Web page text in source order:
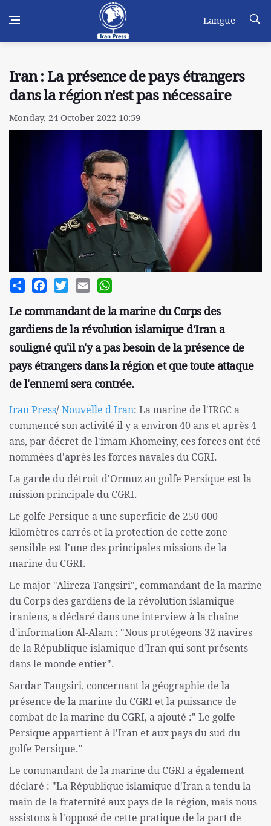
Langue
Iran : La présence de pays étrangers
dans la région n'est pas nécessaire
Monday, 24 October 2022 10:59
Share FacebookTwitterEmail
Le commandant de la marine du Corps des
gardiens de la révolution islamique d'Iran a
souligné qu'il n'y a pas besoin de la présence de
pays étrangers dans la région et que toute attaque
de l'ennemi sera contrée.
Iran Press/Nouvelle d Iran: La marine de l'IRGC a
commencé son activité il y a environ 40 ans et après 4
ans, par décret de l'imam Khomeiny, ces forces ont été
nommées d'après les forces navales du CGRI.
La garde du détroit d'Ormuz au golfe Persique est la
mission principale du CGRI.
Le golfe Persique a une superficie de 250 000
kilomètres carrés et la protection de cette zone
sensible est l'une des principales missions de la
marine du CGRI.
Le major "Alireza Tangsiri", commandant de la marine
du Corps des gardiens de la révolution islamique
iraniens, a déclaré dans une interview à la chaîne
d'information Al-Alam : "Nous protégeons 32 navires
de la République islamique d'Iran qui sont présents
dans le monde entier".
Sardar Tangsiri, concernant la géographie de la
présence de la marine du CGRI et la puissance de
combat de la marine du CGRI, a ajouté :" Le golfe
Persique appartient à l'Iran et aux pays du sud du
golfe Persique."
Le commandant de la marine du CGRI a également
déclaré : "La République islamique d'Iran a tendu la
main de la fraternité aux pays de la région, mais nous
assistons à l'opposé de cette pratique de la part de